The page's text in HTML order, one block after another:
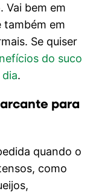
Vai bem em
também em
Se quiser
do suco
.
para
quando o
como